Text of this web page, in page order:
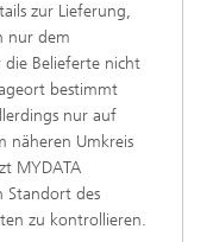
zur Lieferung,
nur dem
die Belieferte nicht
bestimmt
nur auf
näheren Umkreis
MYDATA
Standort des
zu kontrollieren.